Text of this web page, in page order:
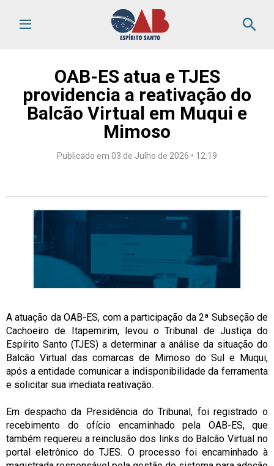
search
OAB-ES atua e TJES
providencia a reativação do
Balcão Virtual em Muqui e
Mimoso
Publicado em 03 de Julho de 2026 • 12:19
A atuação da OAB-ES, com a participação da 2ª Subseção de
Cachoeiro de Itapemirim, levou o Tribunal de Justiça do
Espírito Santo (TJES) a determinar a análise da situação do
Balcão Virtual das comarcas de Mimoso do Sul e Muqui,
após a entidade comunicar a indisponibilidade da ferramenta
e solicitar sua imediata reativação.
Em despacho da Presidência do Tribunal, foi registrado o
recebimento do ofício encaminhado pela OAB-ES, que
também requereu a reinclusão dos links do Balcão Virtual no
portal eletrônico do TJES. O processo foi encaminhado à